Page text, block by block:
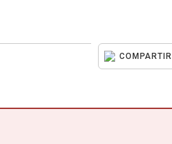
COMPARTIR